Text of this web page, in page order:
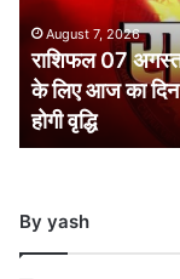
कुंभ
समेत
राशियों
के
लिए
दिन
रहेगा
August 7, 2026
राशिफल 07
के लिए आज का दिन
होगी वृद्धि
By yash